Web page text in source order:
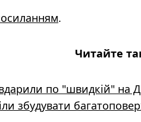
.
Читайте
по "швидкій" на
збудувати